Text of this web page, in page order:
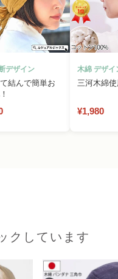
デザイン
結んで簡単お
木綿 デザイ
三河木綿使
¥1,980
クしています